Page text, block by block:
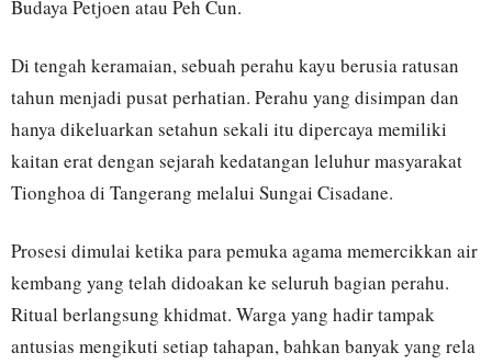
Budaya Petjoen atau Peh Cun.
Di tengah keramaian, sebuah perahu kayu berusia ratusan
tahun menjadi pusat perhatian. Perahu yang disimpan dan
hanya dikeluarkan setahun sekali itu dipercaya memiliki
kaitan erat dengan sejarah kedatangan leluhur masyarakat
Tionghoa di Tangerang melalui Sungai Cisadane.
Prosesi dimulai ketika para pemuka agama memercikkan air
kembang yang telah didoakan ke seluruh bagian perahu.
Ritual berlangsung khidmat. Warga yang hadir tampak
antusias mengikuti setiap tahapan, bahkan banyak yang rela